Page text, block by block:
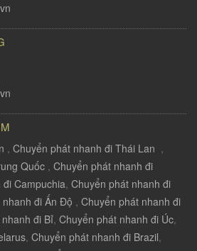
, Chuyển phát nhanh đi Thái Lan ,
Quốc , Chuyển phát nhanh đi
Campuchia, Chuyển phát nhanh đi
đi Ấn Độ , Chuyển phát nhanh đi
đi Bỉ, Chuyển phát nhanh đi Úc,
, Chuyển phát nhanh đi Brazil,